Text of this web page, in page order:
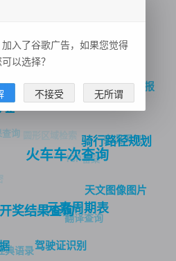
奖结果查询
典语录驾驶证识别
元素周期表
火车车次查询
证码
询
二维码生成翻译查询
天文图像图片
骑行路径规划
来访者IP
号识别
查询
圆形区域检索
ICP备案
实况天气
十五天天气预报
语音合成
数独游戏
入了谷歌广告，如果您觉得
以选择？
不接受 无所谓